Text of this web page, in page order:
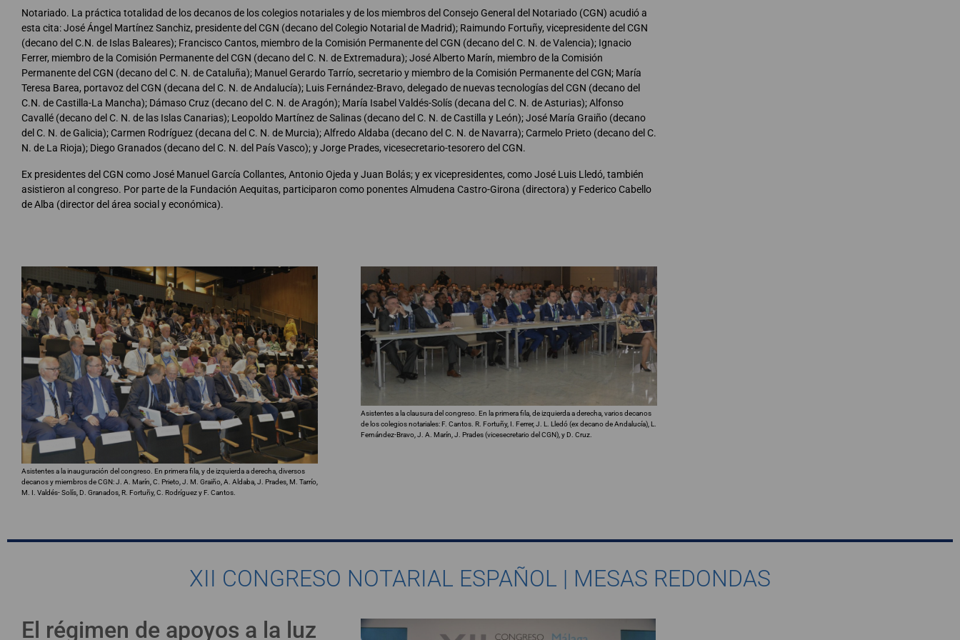
Notariado. La práctica totalidad de los decanos de los colegios notariales y de los miembros del Consejo General del Notariado (CGN) acudió a
esta cita: José Ángel Martínez Sanchiz, presidente del CGN (decano del Colegio Notarial de Madrid); Raimundo Fortuñy, vicepresidente del CGN
(decano del C.N. de Islas Baleares); Francisco Cantos, miembro de la Comisión Permanente del CGN (decano del C. N. de Valencia); Ignacio
Ferrer, miembro de la Comisión Permanente del CGN (decano del C. N. de Extremadura); José Alberto Marín, miembro de la Comisión
Permanente del CGN (decano del C. N. de Cataluña); Manuel Gerardo Tarrío, secretario y miembro de la Comisión Permanente del CGN; María
Teresa Barea, portavoz del CGN (decana del C. N. de Andalucía); Luis Fernández-Bravo, delegado de nuevas tecnologías del CGN (decano del
C.N. de Castilla-La Mancha); Dámaso Cruz (decano del C. N. de Aragón); María Isabel Valdés-Solís (decana del C. N. de Asturias); Alfonso
Cavallé (decano del C. N. de las Islas Canarias); Leopoldo Martínez de Salinas (decano del C. N. de Castilla y León); José María Graiño (decano
del C. N. de Galicia); Carmen Rodríguez (decana del C. N. de Murcia); Alfredo Aldaba (decano del C. N. de Navarra); Carmelo Prieto (decano del C.
N. de La Rioja); Diego Granados (decano del C. N. del País Vasco); y Jorge Prades, vicesecretario-tesorero del CGN.
Ex presidentes del CGN como José Manuel García Collantes, Antonio Ojeda y Juan Bolás; y ex vicepresidentes, como José Luis Lledó, también
asistieron al congreso. Por parte de la Fundación Aequitas, participaron como ponentes Almudena Castro-Girona (directora) y Federico Cabello
de Alba (director del área social y económica).
Asistentes a la inauguración del congreso. En primera fila, y de izquierda a derecha, diversos
decanos y miembros de CGN: J. A. Marín, C. Prieto, J. M. Graiño, A. Aldaba, J. Prades, M. Tarrío,
M. I. Valdés- Solís, D. Granados, R. Fortuñy, C. Rodríguez y F. Cantos.
Asistentes a la clausura del congreso. En la primera fila, de izquierda a derecha, varios decanos
de los colegios notariales: F. Cantos. R. Fortuñy, I. Ferrer, J. L. Lledó (ex decano de Andalucía), L.
Fernández-Bravo, J. A. Marín, J. Prades (vicesecretario del CGN), y D. Cruz.
XII CONGRESO NOTARIAL ESPAÑOL | MESAS REDONDAS
El régimen de apoyos a la luz